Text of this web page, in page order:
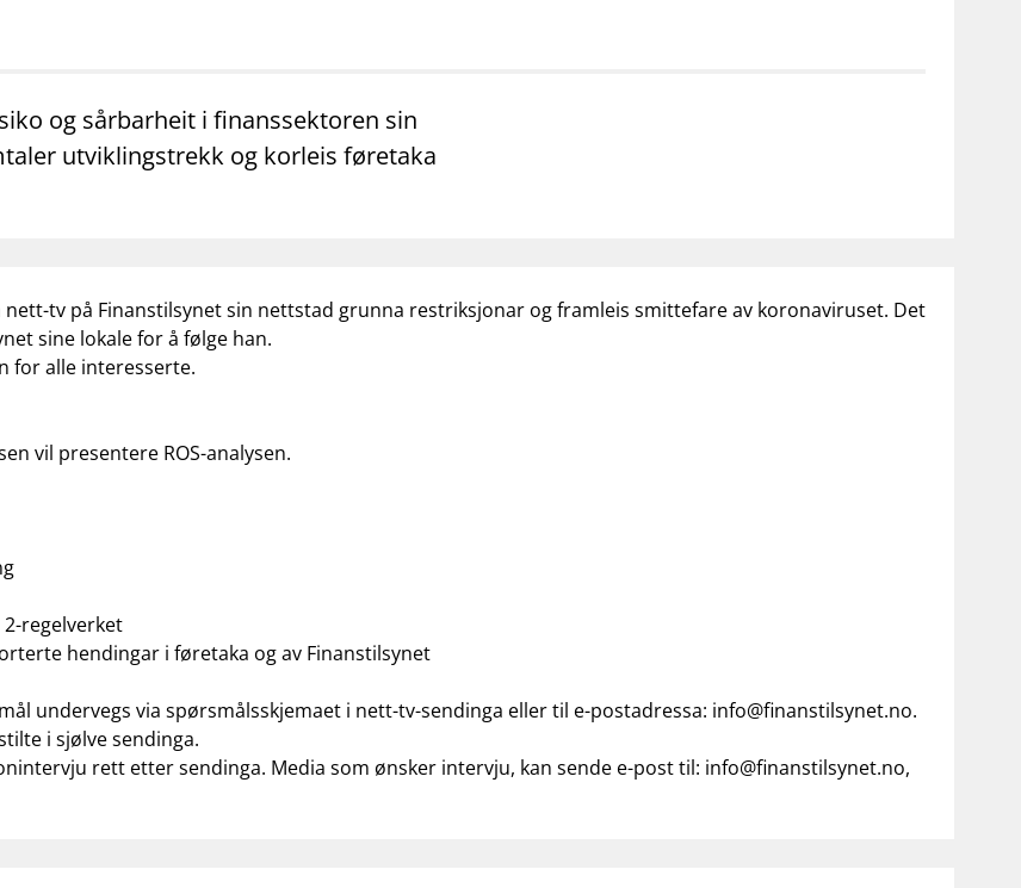
og sårbarheit i finanssektoren sin
utviklingstrekk og korleis føretaka
tv på Finanstilsynet sin nettstad grunna restriksjonar og framleis smittefare av koronaviruset. Det
sine lokale for å følge han.
for alle interesserte.
vil presentere ROS-analysen.
regelverket
hendingar i føretaka og av Finanstilsynet
undervegs via spørsmålsskjemaet i nett-tv-sendinga eller til e-postadressa: info@finanstilsynet.no.
i sjølve sendinga.
rett etter sendinga. Media som ønsker intervju, kan sende e-post til: info@finanstilsynet.no,